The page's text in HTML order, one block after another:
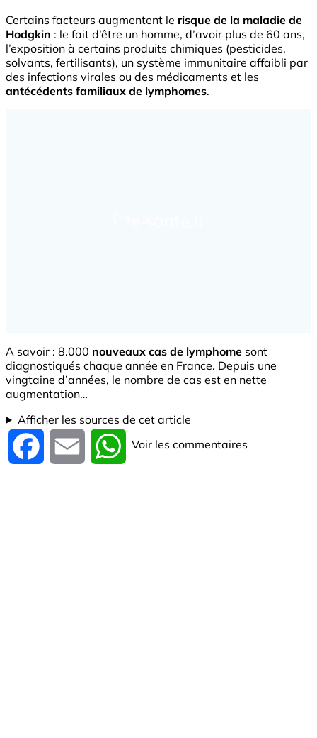
Certains facteurs augmentent le risque de la maladie de
Hodgkin : le fait d’être un homme, d’avoir plus de 60 ans,
l’exposition à certains produits chimiques (pesticides,
solvants, fertilisants), un système immunitaire affaibli par
des infections virales ou des médicaments et les
antécédents familiaux de lymphomes.
A savoir : 8.000 nouveaux cas de lymphome sont
diagnostiqués chaque année en France. Depuis une
vingtaine d’années, le nombre de cas est en nette
augmentation…
Afficher les sources de cet article
Facebook Email WhatsApp
Voir les commentaires